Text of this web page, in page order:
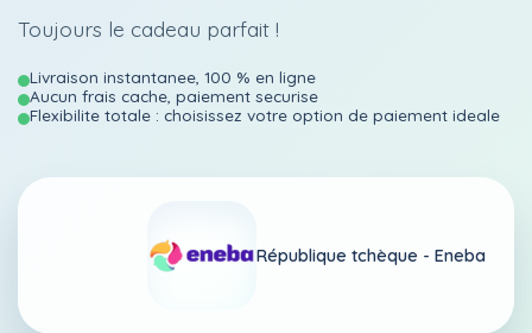
Toujours le cadeau parfait !
Livraison instantanee, 100 % en ligne
Aucun frais cache, paiement securise
Flexibilite totale : choisissez votre option de paiement ideale
République tchèque - Eneba